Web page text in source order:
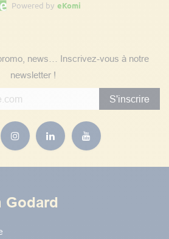
Powered by eKomi
news… Inscrivez-vous à notre
newsletter !
S'inscrire
Godard